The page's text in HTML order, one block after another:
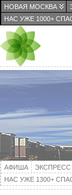
НОВАЯ МОСКВА
НАС УЖЕ 1000+
АФИША
НАС УЖЕ 1300+